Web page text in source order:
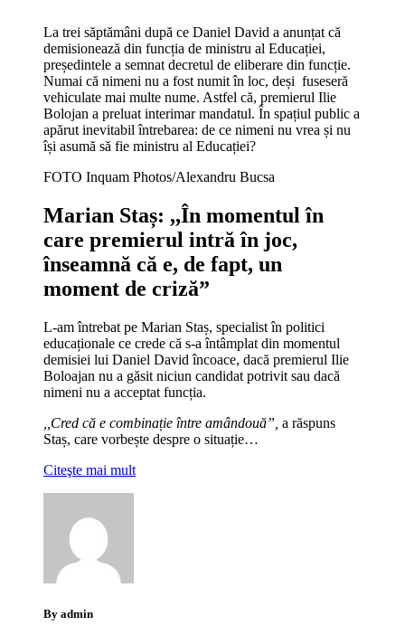
La trei săptămâni după ce Daniel David a anunțat că
demisionează din funcția de ministru al Educației,
președintele a semnat decretul de eliberare din funcție.
Numai că nimeni nu a fost numit în loc, deși fuseseră
vehiculate mai multe nume. Astfel că, premierul Ilie
Bolojan a preluat interimar mandatul. În spațiul public a
apărut inevitabil întrebarea: de ce nimeni nu vrea și nu
își asumă să fie ministru al Educației?
FOTO Inquam Photos/Alexandru Bucsa
Marian Staș: ,,În momentul în
care premierul intră în joc,
înseamnă că e, de fapt, un
moment de criză”
L-am întrebat pe Marian Staș, specialist în politici
educaționale ce crede că s-a întâmplat din momentul
demisiei lui Daniel David încoace, dacă premierul Ilie
Boloajan nu a găsit niciun candidat potrivit sau dacă
nimeni nu a acceptat funcția.
,,Cred că e combinație între amândouă”, a răspuns
Staș, care vorbește despre o situație…
Citeşte mai mult
By admin